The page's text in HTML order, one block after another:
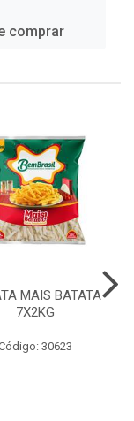
comprar
MAIS BATATA
7X2KG
30623